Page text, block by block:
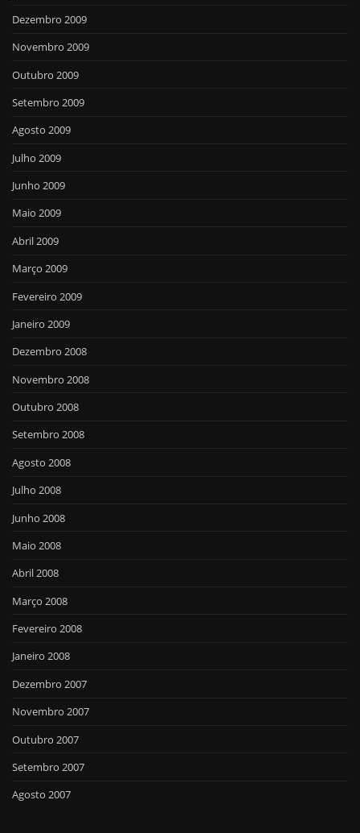
Dezembro 2009
Novembro 2009
Outubro 2009
Setembro 2009
Agosto 2009
Julho 2009
Junho 2009
Maio 2009
Abril 2009
Março 2009
Fevereiro 2009
Janeiro 2009
Dezembro 2008
Novembro 2008
Outubro 2008
Setembro 2008
Agosto 2008
Julho 2008
Junho 2008
Maio 2008
Abril 2008
Março 2008
Fevereiro 2008
Janeiro 2008
Dezembro 2007
Novembro 2007
Outubro 2007
Setembro 2007
Agosto 2007